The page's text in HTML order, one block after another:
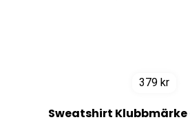
379 kr
Sweatshirt